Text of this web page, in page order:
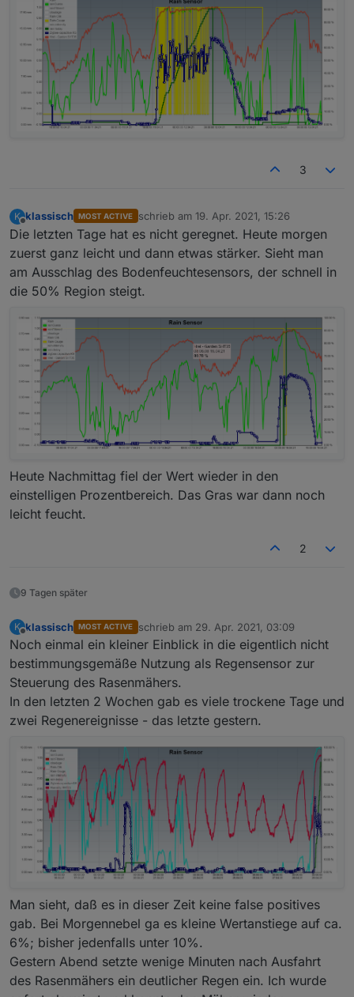
3
K
Offline
klassisch MOST ACTIVE schrieb am 19. Apr. 2021, 15:26
zuletzt editiert von
Die letzten Tage hat es nicht geregnet. Heute morgen
zuerst ganz leicht und dann etwas stärker. Sieht man
am Ausschlag des Bodenfeuchtesensors, der schnell in
die 50% Region steigt.
Heute Nachmittag fiel der Wert wieder in den
einstelligen Prozentbereich. Das Gras war dann noch
leicht feucht.
2
9 Tagen später
K
Offline
klassisch MOST ACTIVE schrieb am 29. Apr. 2021, 03:09
zuletzt editiert von
Noch einmal ein kleiner Einblick in die eigentlich nicht
bestimmungsgemäße Nutzung als Regensensor zur
Steuerung des Rasenmähers.
In den letzten 2 Wochen gab es viele trockene Tage und
zwei Regenereignisse - das letzte gestern.
Man sieht, daß es in dieser Zeit keine false positives
gab. Bei Morgennebel ga es kleine Wertanstiege auf ca.
6%; bisher jedenfalls unter 10%.
Gestern Abend setzte wenige Minuten nach Ausfahrt
des Rasenmähers ein deutlicher Regen ein. Ich wurde